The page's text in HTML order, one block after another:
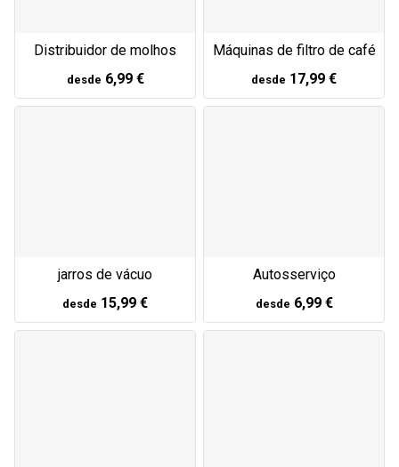
Distribuidor de molhos
desde 6,99 €
Máquinas de filtro de café
desde 17,99 €
jarros de vácuo
desde 15,99 €
Autosserviço
desde 6,99 €